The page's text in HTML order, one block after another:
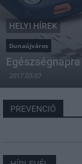
HELYI HÍREK
Dunaújváros
2017.03.07
PREVENCIÓ